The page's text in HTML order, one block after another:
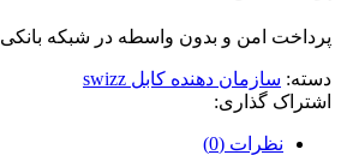
پرداخت امن و بدون واسطه در شبکه بانکی
دسته: سازمان دهنده کابل swizz
اشتراک گذاری:
نظرات (0)